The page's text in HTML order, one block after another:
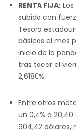
RENTA FIJA:
subido con
Tesoro
básicos el mes
inicio de la
tras tocar el
2,6180%.
Entre otros
un 0,4% a
904,42 dólares,